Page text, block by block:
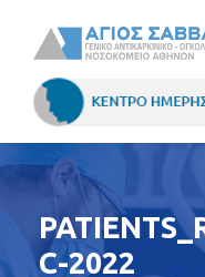
C-2022